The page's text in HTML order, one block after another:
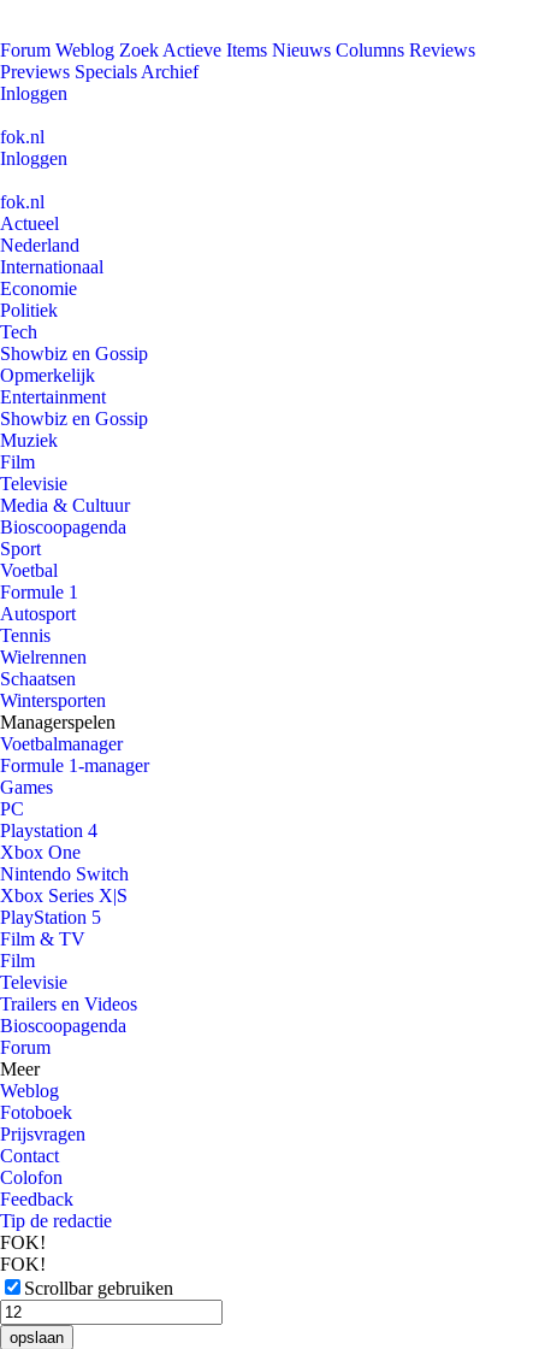
Forum Weblog Zoek Actieve Items Nieuws Columns Reviews
Previews Specials Archief
Inloggen
fok.nl
Inloggen
fok.nl
Actueel
Nederland
Internationaal
Economie
Politiek
Tech
Showbiz en Gossip
Opmerkelijk
Entertainment
Showbiz en Gossip
Muziek
Film
Televisie
Media & Cultuur
Bioscoopagenda
Sport
Voetbal
Formule 1
Autosport
Tennis
Wielrennen
Schaatsen
Wintersporten
Managerspelen
Voetbalmanager
Formule 1-manager
Games
PC
Playstation 4
Xbox One
Nintendo Switch
Xbox Series X|S
PlayStation 5
Film & TV
Film
Televisie
Trailers en Videos
Bioscoopagenda
Forum
Meer
Weblog
Fotoboek
Prijsvragen
Contact
Colofon
Feedback
Tip de redactie
FOK!
FOK!
Scrollbar gebruiken
opslaan